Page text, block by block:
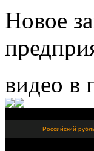
Новое
видео в
Российский